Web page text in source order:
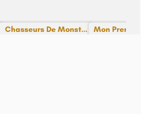
Chasseurs De Monst... Mon